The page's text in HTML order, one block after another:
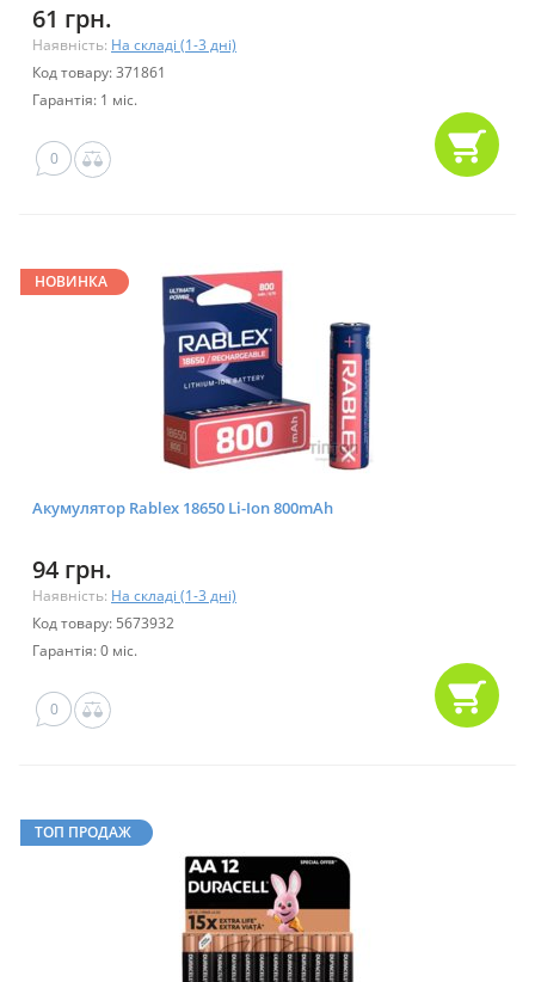
61 грн.
Наявність: На складі (1-3 дні)
Код товару: 371861
Гарантія: 1 міс.
0
НОВИНКА
Акумулятор Rablex 18650 Li-Ion 800mAh
94 грн.
Наявність: На складі (1-3 дні)
Код товару: 5673932
Гарантія: 0 міс.
0
ТОП ПРОДАЖ